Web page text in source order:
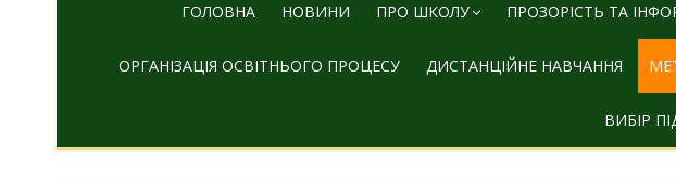
ГОЛОВНА НОВИНИ ПРО ШКОЛУ ПРОЗОРІСТЬ ТА
ОРГАНІЗАЦІЯ ОСВІТНЬОГО ПРОЦЕСУ ДИСТАНЦІЙНЕ НАВЧАННЯ
ВИБІР